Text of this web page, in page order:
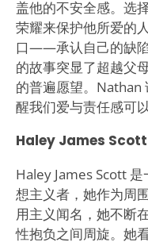
盖他的不安全感。选
荣耀来保护他所爱的
口——承认自己的缺
的故事突显了超越父
的普遍愿望。Nathan
醒我们爱与责任感可
Haley James Scott
Haley James Scott
想主义者，她作为周
用主义闻名，她不断
性抱负之间周旋。她